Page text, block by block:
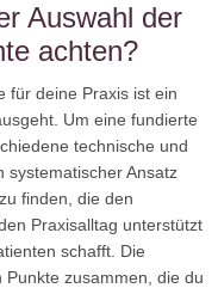
Auswahl der
achten?
für deine Praxis ist ein
Um eine fundierte
technische und
systematischer Ansatz
finden, die den
Praxisalltag unterstützt
schafft. Die
zusammen, die du